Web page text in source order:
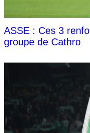
ASSE : Ces 3
groupe de Cathro